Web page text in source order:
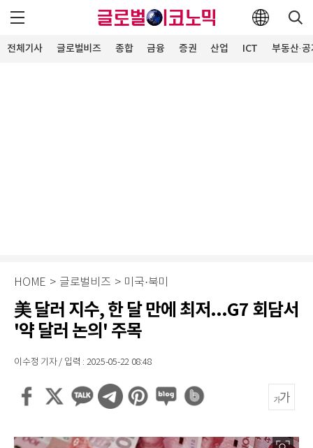
전체기사 글로벌비즈 종합 금융 증권 산업 ICT 부동산·
HOME > 글로벌비즈 > 미국·북미
美 달러 지수, 한 달 만에 최저...G7 회담서
'약 달러 논의' 주목
이수정 기자 / 입력 : 2025-05-22 08:48